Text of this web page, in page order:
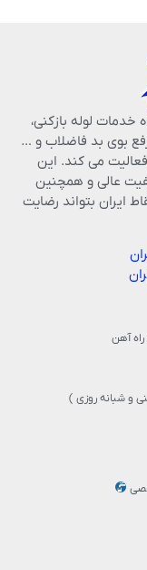
خدمات لوله بازکنی،
رفع بوی بد فاضلاب و …
واقعی فعالیت می کند. این
عالی و همچنین
ایران بتواند رضایت
آهن
و شبانه روزی )